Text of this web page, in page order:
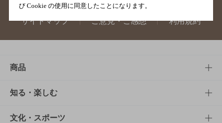
サイトマップ ご意見・ご感想 利用規約
商品
商品TOP
商品一覧
知る・楽しむ
知る・楽しむTOP
文化・スポーツ
び Cookie の使用に同意したことになります。